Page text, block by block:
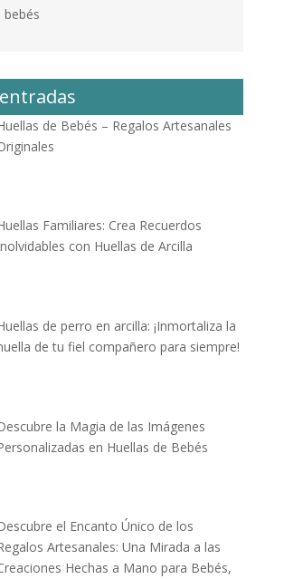
bebés
de Bebés – Regalos Artesanales
Familiares: Crea Recuerdos
con Huellas de Arcilla
de perro en arcilla: ¡Inmortaliza la
de tu fiel compañero para siempre!
la Magia de las Imágenes
en Huellas de Bebés
el Encanto Único de los
Artesanales: Una Mirada a las
Hechas a Mano para Bebés,